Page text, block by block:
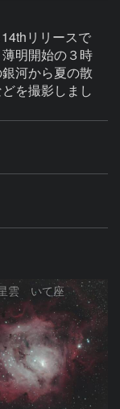
リリースで
明開始の３時
河から夏の散
を撮影しまし
雲 いて座